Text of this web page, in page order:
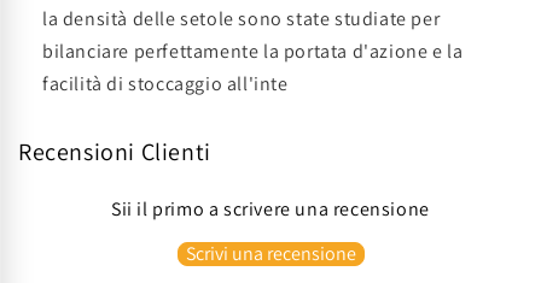
la densità delle setole sono state studiate per
bilanciare perfettamente la portata d'azione e la
facilità di stoccaggio all'inte
Recensioni Clienti
Sii il primo a scrivere una recensione
Scrivi una recensione